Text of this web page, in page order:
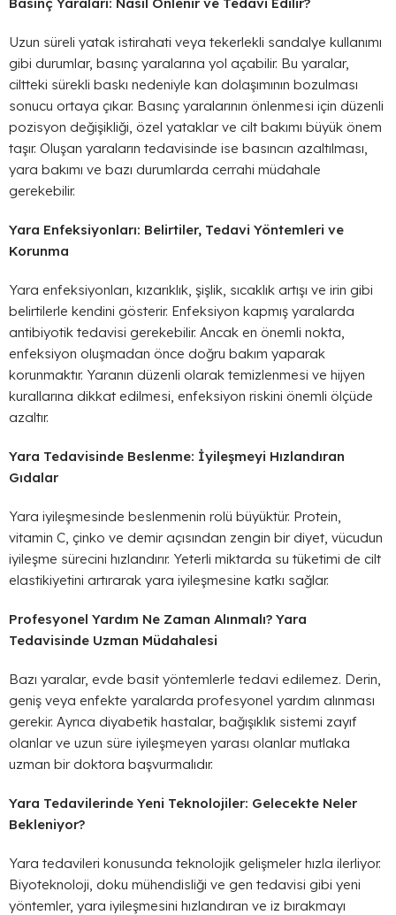
Uzun süreli yatak istirahati veya tekerlekli sandalye kullanımı
gibi durumlar, basınç yaralarına yol açabilir. Bu yaralar,
ciltteki sürekli baskı nedeniyle kan dolaşımının bozulması
sonucu ortaya çıkar. Basınç yaralarının önlenmesi için düzenli
pozisyon değişikliği, özel yataklar ve cilt bakımı büyük önem
taşır. Oluşan yaraların tedavisinde ise basıncın azaltılması,
yara bakımı ve bazı durumlarda cerrahi müdahale
gerekebilir.
Yara Enfeksiyonları: Belirtiler, Tedavi Yöntemleri ve
Korunma
Yara enfeksiyonları, kızarıklık, şişlik, sıcaklık artışı ve irin gibi
belirtilerle kendini gösterir. Enfeksiyon kapmış yaralarda
antibiyotik tedavisi gerekebilir. Ancak en önemli nokta,
enfeksiyon oluşmadan önce doğru bakım yaparak
korunmaktır. Yaranın düzenli olarak temizlenmesi ve hijyen
kurallarına dikkat edilmesi, enfeksiyon riskini önemli ölçüde
azaltır.
Yara Tedavisinde Beslenme: İyileşmeyi Hızlandıran
Gıdalar
Yara iyileşmesinde beslenmenin rolü büyüktür. Protein,
vitamin C, çinko ve demir açısından zengin bir diyet, vücudun
iyileşme sürecini hızlandırır. Yeterli miktarda su tüketimi de cilt
elastikiyetini artırarak yara iyileşmesine katkı sağlar.
Profesyonel Yardım Ne Zaman Alınmalı? Yara
Tedavisinde Uzman Müdahalesi
Bazı yaralar, evde basit yöntemlerle tedavi edilemez. Derin,
geniş veya enfekte yaralarda profesyonel yardım alınması
gerekir. Ayrıca diyabetik hastalar, bağışıklık sistemi zayıf
olanlar ve uzun süre iyileşmeyen yarası olanlar mutlaka
uzman bir doktora başvurmalıdır.
Yara Tedavilerinde Yeni Teknolojiler: Gelecekte Neler
Bekleniyor?
Yara tedavileri konusunda teknolojik gelişmeler hızla ilerliyor.
Biyoteknoloji, doku mühendisliği ve gen tedavisi gibi yeni
yöntemler, yara iyileşmesini hızlandıran ve iz bırakmayı